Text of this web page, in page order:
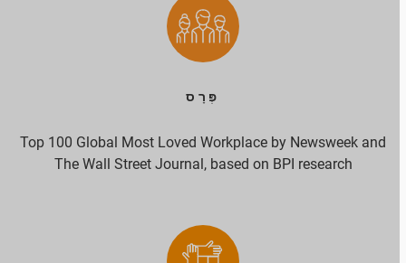
פְּרָס
Top 100 Global Most Loved Workplace by Newsweek and
The Wall Street Journal, based on BPI research